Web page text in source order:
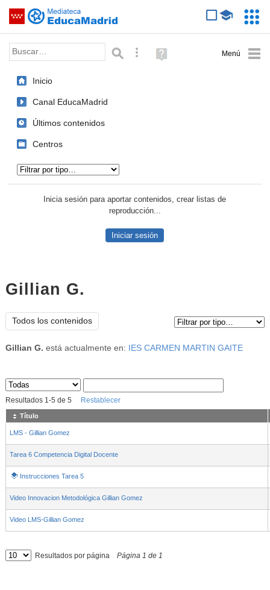
Saltar navegación
Palabra o frase: Búsqueda avanzada
Ayuda
(en
Inicio
Canal EducaMadrid
Últimos contenidos
Centros
Inicia sesión para aportar contenidos, crear listas de
reproducción...
Iniciar sesión
Gillian G.
Todos los contenidos
Gillian G. está actualmente en: IES CARMEN MARTIN GAITE
Sus archivos
Resultados 1-5 de 5 Restablecer
Título
LMS - Gillian Gomez
Tarea 6 Competencia Digital Docente
Instrucciones Tarea 5
Video Innovacion Metodológica Gillian Gomez
Video LMS-Gillian Gomez
Resultados por página Página 1 de 1